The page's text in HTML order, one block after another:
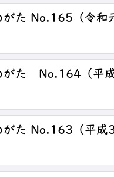
がた No.165（令和
がた No.164（平
がた No.163（平成